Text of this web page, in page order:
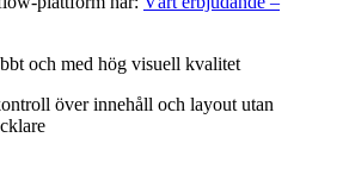
och med hög visuell kvalitet
över innehåll och layout utan